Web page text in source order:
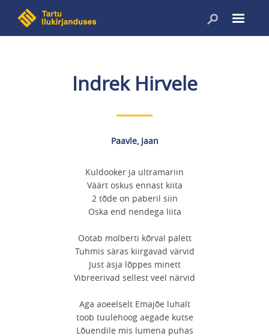
edasi
Indrek Hirvele
Paavle, Jaan
Kuldooker ja ultramariin
Väärt oskus ennast kiita
2 tõde on paberil siin
Oska end nendega liita
Ootab molberti kõrval palett
Tuhmis säras kiirgavad värvid
Just äsja lõppes minett
Vibreerivad sellest veel närvid
Aga aoeelselt Emajõe luhalt
toob tuulehoog aegade kutse
Lõuendile mis lumena puhas